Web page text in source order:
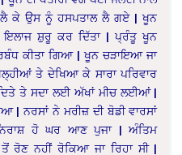
ਕੇ ਉਸ ਨੂੰ ਹਸਪਤਾਲ ਲੈ ਗਏ | ਖੂਨ
ਇਲਾਜ ਸ਼ੁਰੂ ਕਰ ਦਿੱਤਾ | ਪ੍ਰੰਤੂ ਖੂਨ
ਕੀਤਾ ਗਿਆ | ਖੂਨ ਚੜਾਇਆ ਜਾ
ਤੇ ਦੇਖਿਆ ਕੇ ਸਾਰਾ ਪਰਿਵਾਰ
ਤੇ ਸਦਾ ਲਈ ਅੱਖਾਂ ਮੀਚ ਲਈਆਂ |
| ਨਰਸਾਂ ਨੇ ਮਰੀਜ਼ ਦੀ ਬੋਡੀ ਵਾਰਸਾਂ
ਹੋ ਘਰ ਆਣ ਪੁਜਾ | ਅੰਤਿਮ
ਨਹੀਂ ਰੋਕਿਆ ਜਾ ਰਿਹਾ ਸੀ |